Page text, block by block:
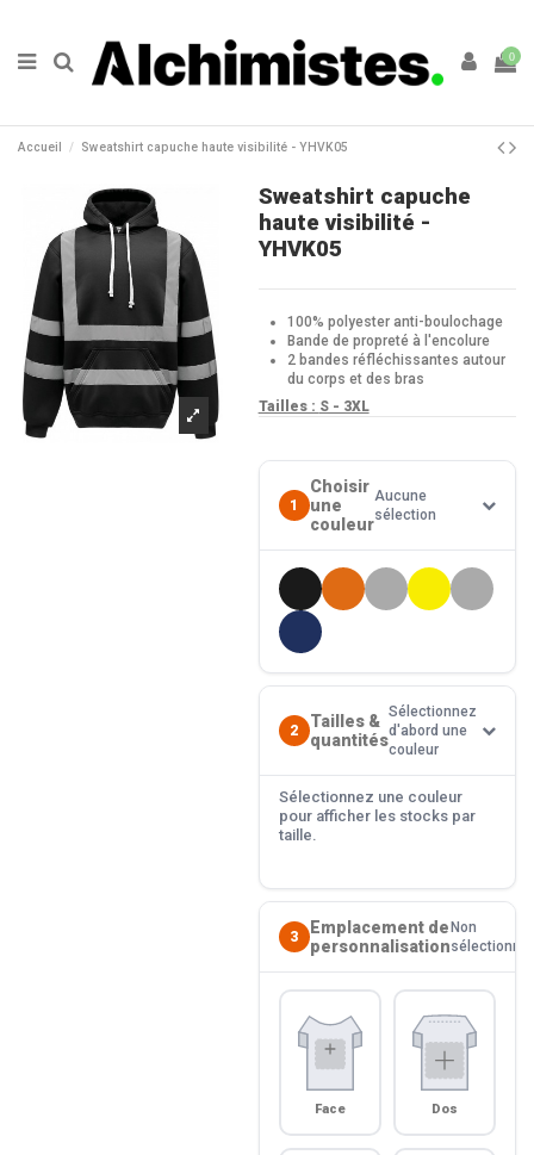
0
Accueil Sweatshirt capuche haute visibilité - YHVK05
Sweatshirt capuche
haute visibilité -
YHVK05
100% polyester anti-boulochage
Bande de propreté à l'encolure
2 bandes réfléchissantes autour
du corps et des bras
Tailles : S - 3XL
1
Choisir
une
couleur
Aucune
sélection
2
Tailles &
quantités
Sélectionnez
d'abord une
couleur
Sélectionnez une couleur
pour afficher les stocks par
taille.
3
Emplacement de
personnalisation
Non
sélectionné
Face Dos